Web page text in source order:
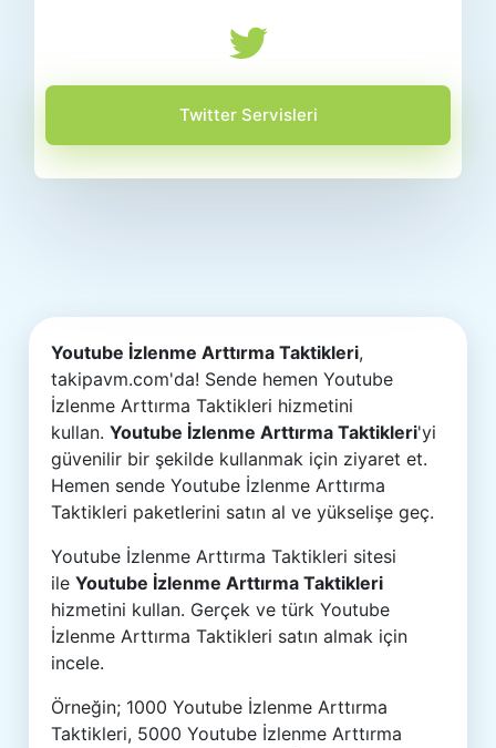
Twitter Servisleri
Youtube İzlenme Arttırma Taktikleri,
takipavm.com'da! Sende hemen Youtube
İzlenme Arttırma Taktikleri hizmetini
kullan.Youtube İzlenme Arttırma Taktikleri'yi
güvenilir bir şekilde kullanmak için ziyaret et.
Hemen sende Youtube İzlenme Arttırma
Taktikleri paketlerini satın al ve yükselişe geç.
Youtube İzlenme Arttırma Taktikleri sitesi
ileYoutube İzlenme Arttırma Taktikleri
hizmetini kullan. Gerçek ve türk Youtube
İzlenme Arttırma Taktikleri satın almak için
incele.
Örneğin; 1000 Youtube İzlenme Arttırma
Taktikleri, 5000 Youtube İzlenme Arttırma